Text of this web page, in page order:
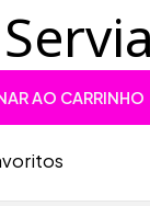
AO CARRINHO